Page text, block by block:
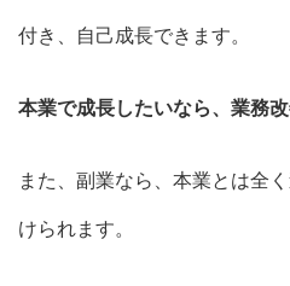
付き、自己成長できます。
本業で成長したいなら、業務
また、副業なら、本業とは全
けられます。